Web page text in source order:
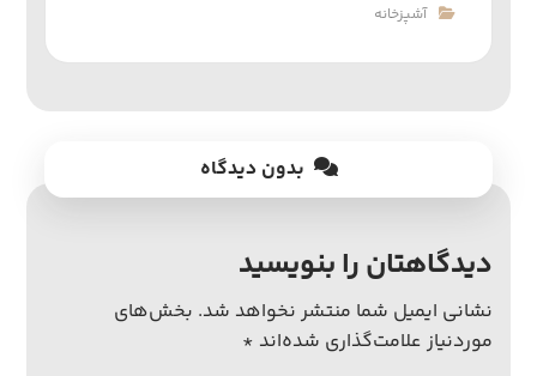
آشپزخانه
بدون دیدگاه
دیدگاهتان را بنویسید
نشانی ایمیل شما منتشر نخواهد شد. بخش‌های
موردنیاز علامت‌گذاری شده‌اند *